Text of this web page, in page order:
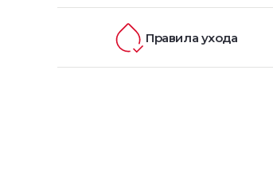
Правила ухода